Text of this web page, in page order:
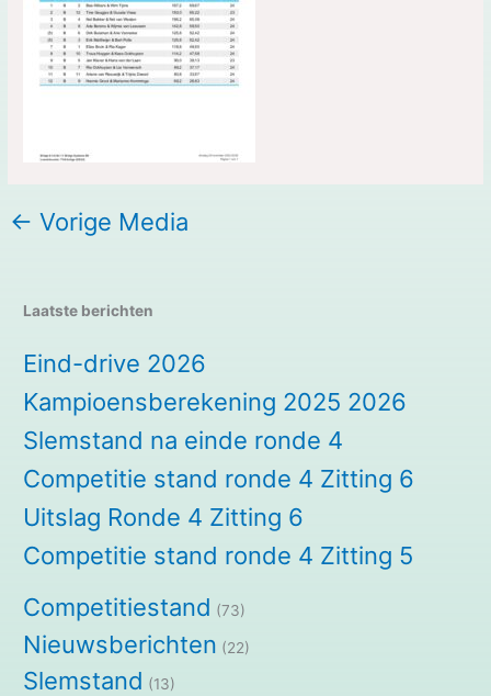
← Vorige Media
Laatste berichten
Eind-drive 2026
Kampioensberekening 2025 2026
Slemstand na einde ronde 4
Competitie stand ronde 4 Zitting 6
Uitslag Ronde 4 Zitting 6
Competitie stand ronde 4 Zitting 5
Competitiestand (73)
Nieuwsberichten (22)
Slemstand (13)